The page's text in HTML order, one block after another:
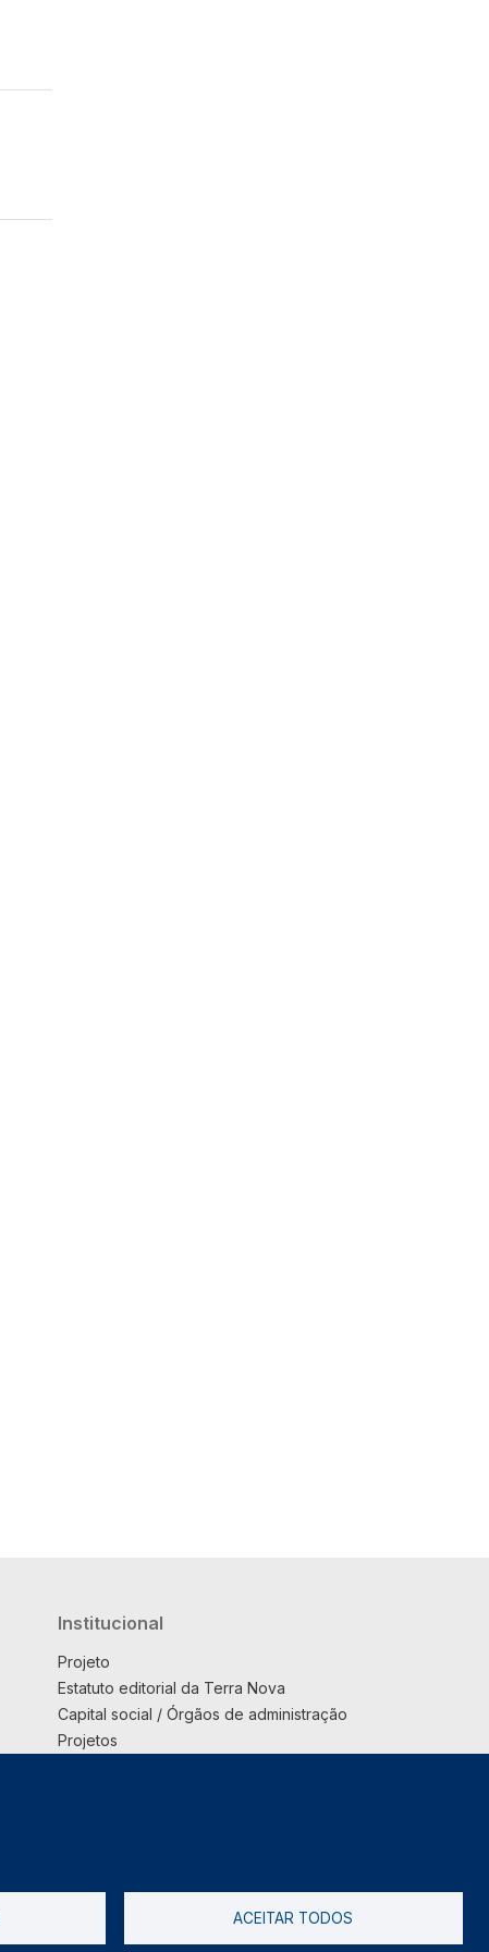
Institucional
Projeto
Estatuto editorial da Terra Nova
Capital social / Órgãos de administração
Projetos
ACEITAR TODOS